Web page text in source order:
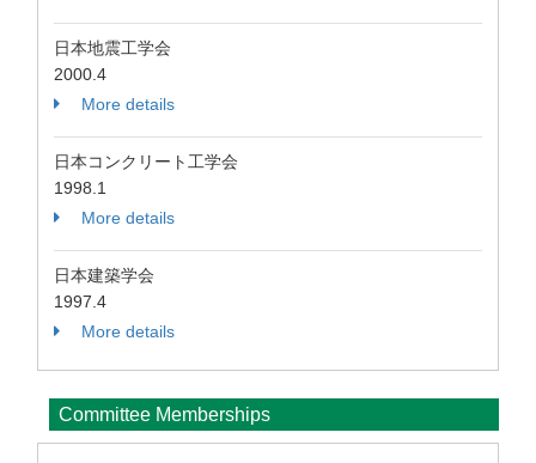
日本地震工学会
2000.4
More details
日本コンクリート工学会
1998.1
More details
日本建築学会
1997.4
More details
Committee Memberships